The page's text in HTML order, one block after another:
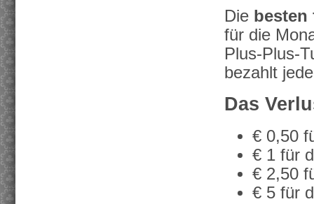
Die besten
für die
Plus-Plus-
bezahlt
Das
€ 0,50
€ 1 für
€ 2,50
€ 5 für